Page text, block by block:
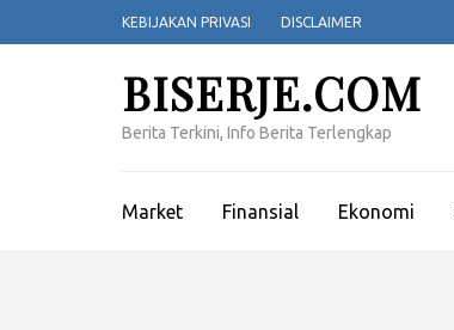
ke
KEBIJAKAN PRIVASI DISCLAIMER
BISERJE.COM
Berita Terkini, Info Berita Terlengkap
Market Finansial Ekonomi